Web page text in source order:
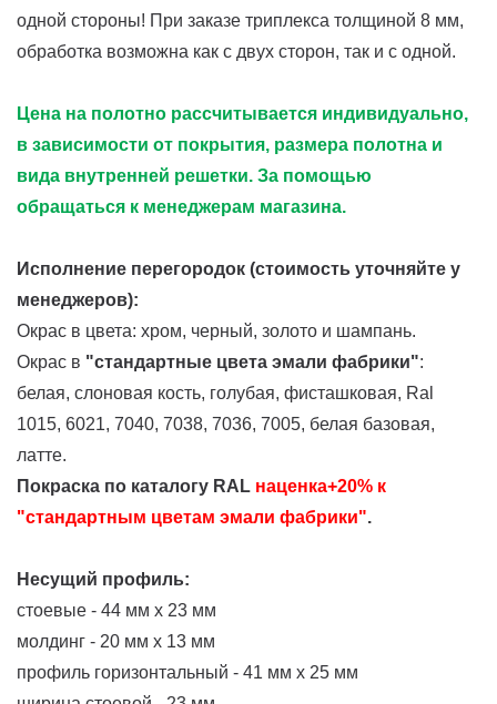
одной стороны! При заказе триплекса толщиной 8 мм,
обработка возможна как с двух сторон, так и с одной.
Цена на полотно рассчитывается индивидуально,
в зависимости от покрытия, размера полотна и
вида внутренней решетки. За помощью
обращаться к менеджерам магазина.
Исполнение перегородок (стоимость уточняйте у
менеджеров):
Окрас в цвета: хром, черный, золото и шампань.
Окрас в "стандартные цвета эмали фабрики":
белая, слоновая кость, голубая, фисташковая, Ral
1015, 6021, 7040, 7038, 7036, 7005, белая базовая,
латте.
Покраска по каталогу RAL наценка+20% к
"стандартным цветам эмали фабрики".
Несущий профиль:
стоевые - 44 мм х 23 мм
молдинг - 20 мм х 13 мм
профиль горизонтальный - 41 мм х 25 мм